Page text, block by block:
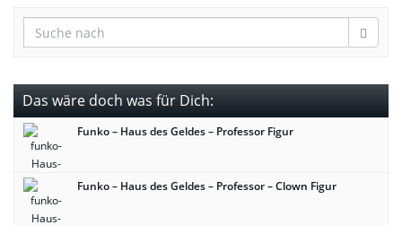
Das wäre doch was für Dich:
Funko – Haus des Geldes – Professor Figur
Funko – Haus des Geldes – Professor – Clown Figur